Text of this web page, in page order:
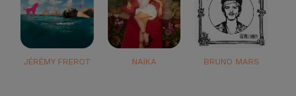
JÉRÉMY FREROT NAÏKA BRUNO MARS